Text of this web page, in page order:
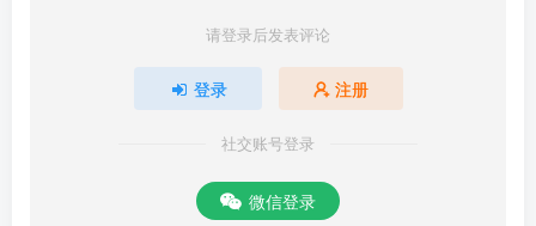
请登录后发表评论
登录 注册
社交账号登录
微信登录